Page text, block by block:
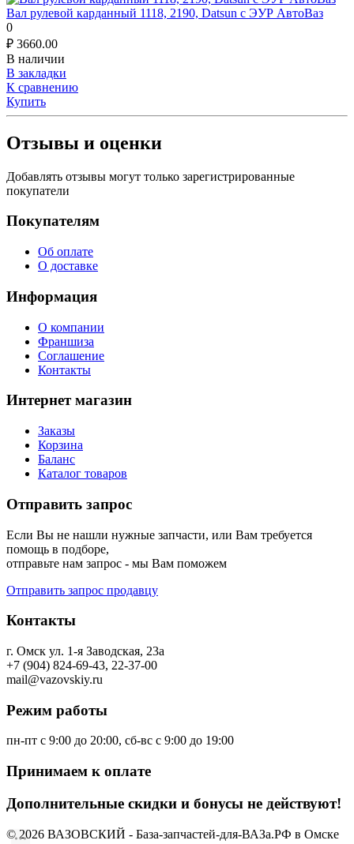
Вал рулевой карданный 1118, 2190, Datsun c ЭУР АвтоВаз
0
₽ 3660.00
В наличии
В закладки
К сравнению
Купить
Отзывы и оценки
Добавлять отзывы могут только зарегистрированные
покупатели
Покупателям
Об оплате
О доставке
Информация
О компании
Франшиза
Соглашение
Контакты
Интернет магазин
Заказы
Корзина
Баланс
Каталог товаров
Отправить запрос
Если Вы не нашли нужные запчасти, или Вам требуется
помощь в подборе,
отправьте нам запрос - мы Вам поможем
Отправить запрос продавцу
Контакты
г. Омск ул. 1-я Заводская, 23а
+7 (904) 824-69-43, 22-37-00
mail@vazovskiy.ru
Режим работы
пн-пт с 9:00 до 20:00, сб-вс с 9:00 до 19:00
Принимаем к оплате
Дополнительные скидки и бонусы не действуют!
© 2026 ВАЗОВСКИЙ - База-запчастей-для-ВАЗа.РФ в Омске